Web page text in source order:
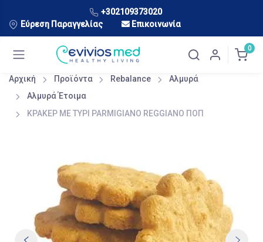
+302109373020
Εύρεση Παραγγελίας
Επικοινωνία
0
Αρχική Προϊόντα Rebalance
Αλμυρά
Αλμυρά Έτοιμα
ΚΡΑΚΕΡ ΜΕ ΤΥΡΙ PARMIGIANO REGGIANO ΠΟΠ